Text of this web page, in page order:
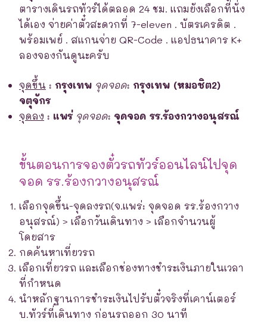
ตารางเดินรถทัวร์ได้ตลอด 24 ชม. แถมยังเลือกที่นั่ง
ได้เอง จ่ายค่าตั๋วสะดวกที่ 7-eleven . บัตรเครดิต .
พร้อมเพย์ . สแกนจ่าย QR-Code . แอปธนาคาร K+
ลองจองกันดูนะครับ
จุดขึ้น : กรุงเทพ จุดจอด: กรุงเทพ (หมอชิต2)
จตุจักร
จุดลง : แพร่ จุดจอด: จุดจอด รร.ร้องกวางอนุสรณ์
ขั้นตอนการจองตั๋วรถทัวร์ออนไลน์ไปจุด
จอด รร.ร้องกวางอนุสรณ์
เลือกจุดขึ้น-จุดลงรถ(จ.แพร่: จุดจอด รร.ร้องกวาง
อนุสรณ์) > เลือกวันเดินทาง > เลือกจำนวนผู้
โดยสาร
กดค้นหาเที่ยวรถ
เลือกเที่ยวรถ และเลือกช่องทางชำระเงินภายในเวลา
ที่กำหนด
นำหลักฐานการชำระเงินไปรับตั๋วจริงที่เคาน์เตอร์
บ.ทัวร์ที่เดินทาง ก่อนรถออก 30 นาที